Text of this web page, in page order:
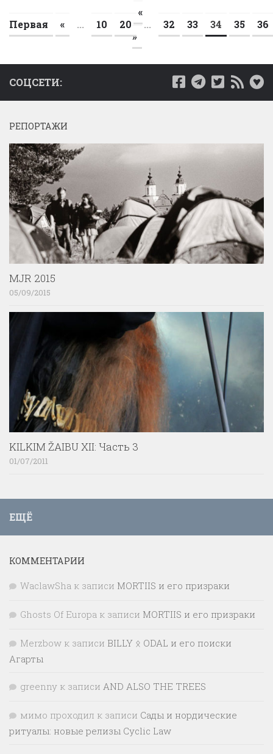
«
Первая
« ... 10 20 ... 32 33 34 35
36
»
СОЦСЕТИ:
РЕПОРТАЖИ
MJR 2015
05/09/2015
KILKIM ŽAIBU XII: Часть 3
01/07/2011
ЕЩЁ
КОММЕНТАРИИ
WaclawSha к записи MORTIIS и его призраки
Ghosts Of Europa к записи MORTIIS и его призраки
Merzbow к записи BILLY ᛟ ODAL и его поиски
Агарты
greenny к записи AND ALSO THE TREES
мимо проходил к записи Сады и нордические
ритуалы: новые релизы Cyclic Law